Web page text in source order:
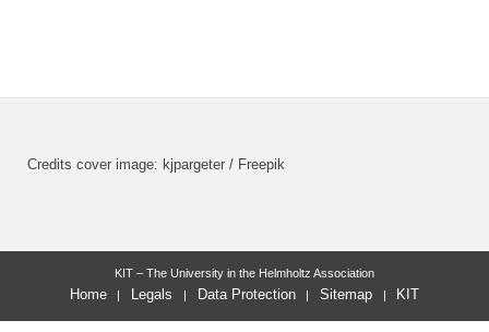
Credits cover image: kjpargeter / Freepik
KIT – The University in the Helmholtz Association
Home Legals Data Protection Sitemap KIT